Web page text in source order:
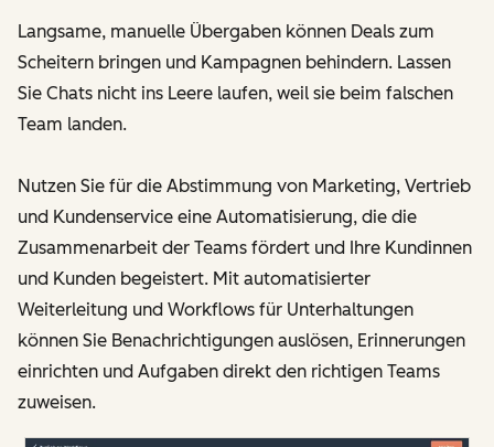
Langsame, manuelle Übergaben können Deals zum
Scheitern bringen und Kampagnen behindern. Lassen
Sie Chats nicht ins Leere laufen, weil sie beim falschen
Team landen.
Nutzen Sie für die Abstimmung von Marketing, Vertrieb
und Kundenservice eine Automatisierung, die die
Zusammenarbeit der Teams fördert und Ihre Kundinnen
und Kunden begeistert. Mit automatisierter
Weiterleitung und Workflows für Unterhaltungen
können Sie Benachrichtigungen auslösen, Erinnerungen
einrichten und Aufgaben direkt den richtigen Teams
zuweisen.